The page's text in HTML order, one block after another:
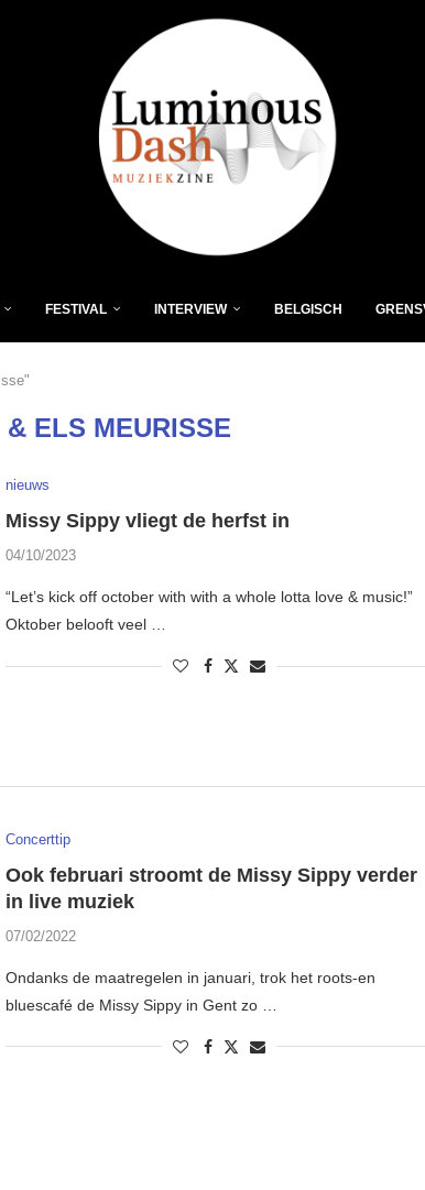
FESTIVAL INTERVIEW BELGISCH
ELS MEURISSE
nieuws
Missy Sippy vliegt de herfst in
04/10/2023
“Let’s kick off october with with a whole lotta love & music!”
Oktober belooft veel …
Concerttip
Ook februari stroomt de Missy Sippy verder
in live muziek
07/02/2022
Ondanks de maatregelen in januari, trok het roots-en
bluescafé de Missy Sippy in Gent zo …